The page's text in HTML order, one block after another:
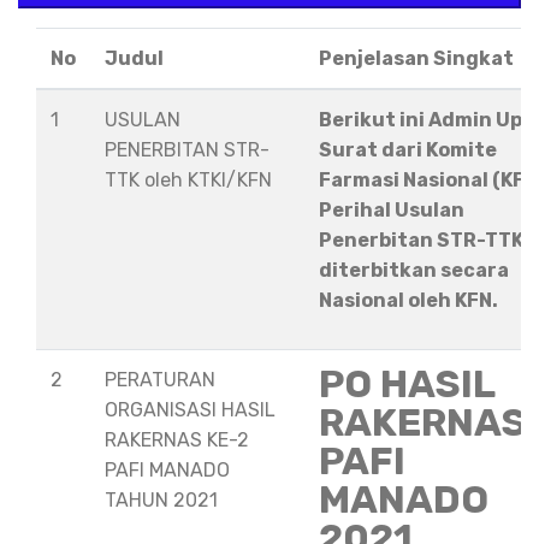
No Judul Penjelasan Singkat
1
USULAN
PENERBITAN STR-
TTK oleh KTKI/KFN
Berikut ini Admin
Surat dari Komite
Farmasi Nasional
Perihal Usulan
Penerbitan STR-TTK
diterbitkan secara
Nasional oleh KFN.
2
PERATURAN
ORGANISASI HASIL
RAKERNAS KE-2
PAFI MANADO
TAHUN 2021
PO HASIL
RAKERNAS
PAFI
MANADO